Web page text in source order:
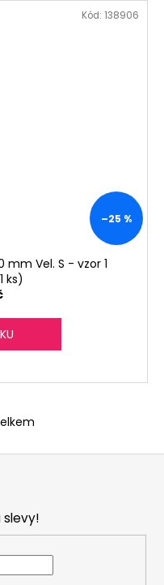
–25 %
mm Vel. S - vzor 1
ks)
Kód: 138906
slevy!